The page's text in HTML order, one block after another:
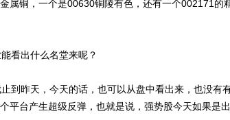
属铜，一个是00630铜陵有色，还有一个002171的
看出什么名堂来呢？
到昨天，今天的话，也可以从盘中看出来，也没有
平台产生超级反弹，也就是说，强势股今天如果是出